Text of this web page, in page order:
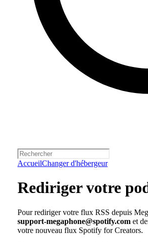
AccueilChanger d'hébergeur
Rediriger votre
Pour rediriger votre flux RSS depuis
support-megaphone@spotify.com et
votre nouveau flux Spotify for Creators.